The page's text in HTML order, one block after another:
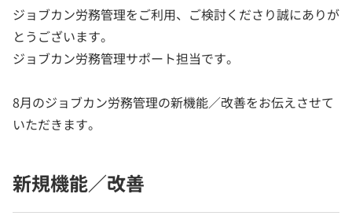
ジョブカン労務管理をご利用、ご検討くださり誠にありが
とうございます。
ジョブカン労務管理サポート担当です。
8月のジョブカン労務管理の新機能／改善をお伝えさせて
いただきます。
新規機能／改善